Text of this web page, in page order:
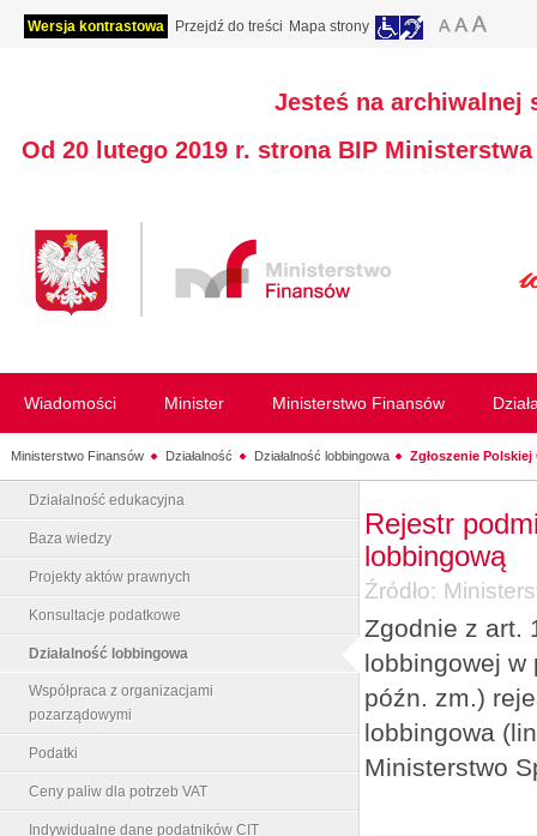
Wersja kontrastowa Przejdź do treści Mapa strony
Jesteś na archiwalnej
Od 20 lutego 2019 r. strona BIP
Wiadomości Minister Ministerstwo Finansów
Ministerstwo Finansów Działalność Działalność lobbingowa Zgłoszenie
Działalność edukacyjna
Baza wiedzy
Projekty aktów prawnych
Konsultacje podatkowe
Działalność lobbingowa
Współpraca z organizacjami
pozarządowymi
Podatki
Ceny paliw dla potrzeb VAT
Indywidualne dane podatników CIT
Rejestr
lobbingową
Źródło:
Zgodnie z art.
lobbingowej w
późn. zm.)
lobbingowa
Ministerstwo